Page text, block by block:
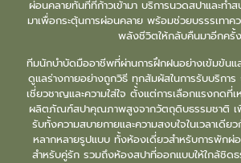
ผ่อนคลายทันทีที่ก้าวเข้ามา บริการนวดสปาและทำส
มาเพื่อกระตุ้นการผ่อนคลาย พร้อมช่วยบรรรเทาคว
พลังชีวิตให้กลับคืนมาอีกครั้ง
ทีมนักบำบัดมืออาชีพที่ผ่านการฝึกฝนอย่างเข้มข้นแ
ดูแลร่างกายอย่างถูกวิธี ทุกสัมผัสในการรับบริกา
เชี่ยวชาญและความใส่ใจ ตั้งแต่การเลือกแรงกดที่เ
ผลิตภัณฑ์สปาคุณภาพสูงจากวัตถุดิบธรรมชาติ เพื่
รับทั้งความสบายกายและความสงบใจในเวลาเดี
หลากหลายรูปแบบ ทั้งห้องเดี่ยวสำหรับการพัก
สำหรับคู่รัก รวมถึงห้องสปาที่ออกแบบให้ใกล้ชิด